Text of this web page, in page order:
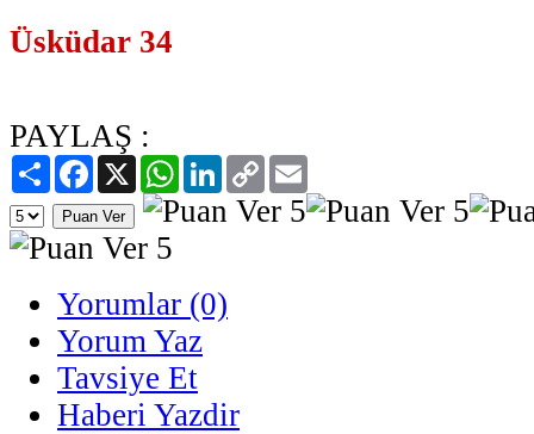
Üsküdar 34
PAYLAŞ :
PaylaşFacebook
X WhatsAppLinkedIn
Copy
Link
Yorumlar (0)
Yorum Yaz
Tavsiye Et
Haberi Yazdir